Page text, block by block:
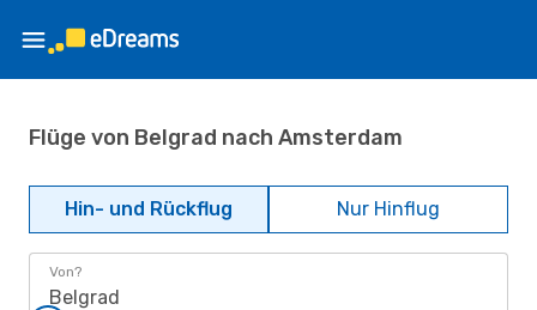
Flüge von Belgrad nach Amsterdam
Hin- und Rückflug Nur Hinflug
Von?
Belgrad